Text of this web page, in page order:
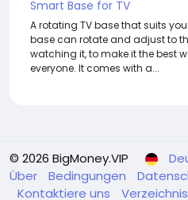
Smart Base for TV
A rotating TV base that suits
base can rotate and adjust to
watching it, to make it the best
everyone. It comes with a...
© 2026 BigMoney.VIP
Über
Bedingungen
Kontaktiere uns
Verzeichnis